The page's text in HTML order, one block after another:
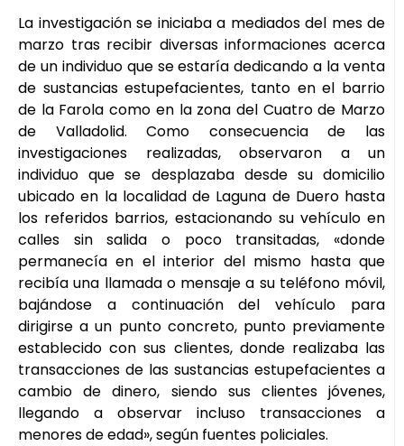
La investigación se iniciaba a mediados del mes de
marzo tras recibir diversas informaciones acerca
de un individuo que se estaría dedicando a la venta
de sustancias estupefacientes, tanto en el barrio
de la Farola como en la zona del Cuatro de Marzo
de Valladolid. Como consecuencia de las
investigaciones realizadas, observaron a un
individuo que se desplazaba desde su domicilio
ubicado en la localidad de Laguna de Duero hasta
los referidos barrios, estacionando su vehículo en
calles sin salida o poco transitadas, «donde
permanecía en el interior del mismo hasta que
recibía una llamada o mensaje a su teléfono móvil,
bajándose a continuación del vehículo para
dirigirse a un punto concreto, punto previamente
establecido con sus clientes, donde realizaba las
transacciones de las sustancias estupefacientes a
cambio de dinero, siendo sus clientes jóvenes,
llegando a observar incluso transacciones a
menores de edad», según fuentes policiales.